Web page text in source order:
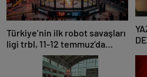
Türkiye’nin ilk robot savaşları
ligi trbl, 11-12 temmuz’da
istanbul’da düzenleniyor!